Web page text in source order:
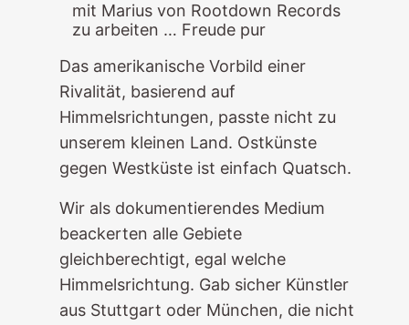
mit Marius von Rootdown Records
zu arbeiten … Freude pur
Das amerikanische Vorbild einer
Rivalität, basierend auf
Himmelsrichtungen, passte nicht zu
unserem kleinen Land. Ostkünste
gegen Westküste ist einfach Quatsch.
Wir als dokumentierendes Medium
beackerten alle Gebiete
gleichberechtigt, egal welche
Himmelsrichtung. Gab sicher Künstler
aus Stuttgart oder München, die nicht